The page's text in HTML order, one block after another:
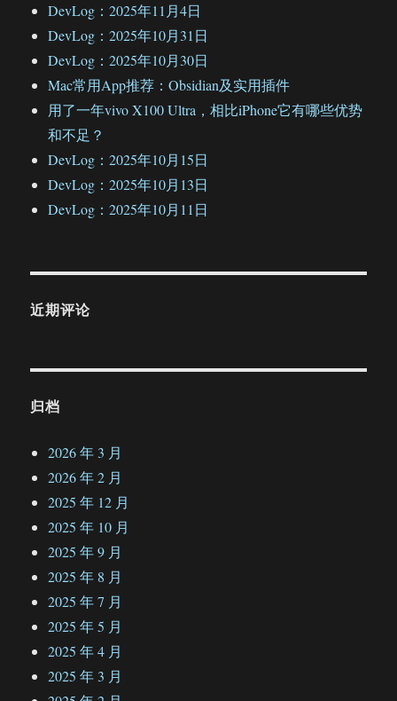
DevLog：2025年11月4日
DevLog：2025年10月31日
DevLog：2025年10月30日
Mac常用App推荐：Obsidian及实用插件
用了一年vivo X100 Ultra，相比iPhone它有哪些优势
和不足？
DevLog：2025年10月15日
DevLog：2025年10月13日
DevLog：2025年10月11日
近期评论
归档
2026 年 3 月
2026 年 2 月
2025 年 12 月
2025 年 10 月
2025 年 9 月
2025 年 8 月
2025 年 7 月
2025 年 5 月
2025 年 4 月
2025 年 3 月